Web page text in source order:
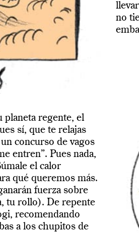
planeta regente, el
sí, que te relajas
concurso de vagos
entren”. Pues nada,
el calor
qué queremos más.
fuerza sobre
tu rollo). De repente
recomendando
a los chupitos de
no